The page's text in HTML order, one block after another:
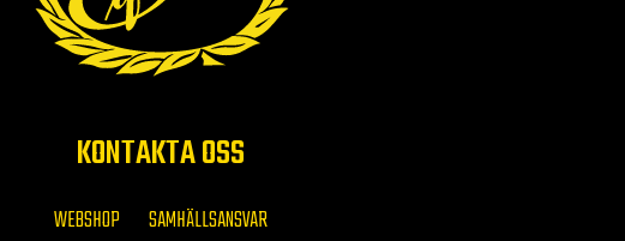
KONTAKTA OSS
WEBSHOP SAMHÄLLSANSVAR